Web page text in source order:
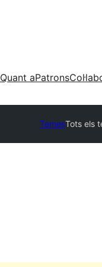
Quant aPatrons
TemesTots els